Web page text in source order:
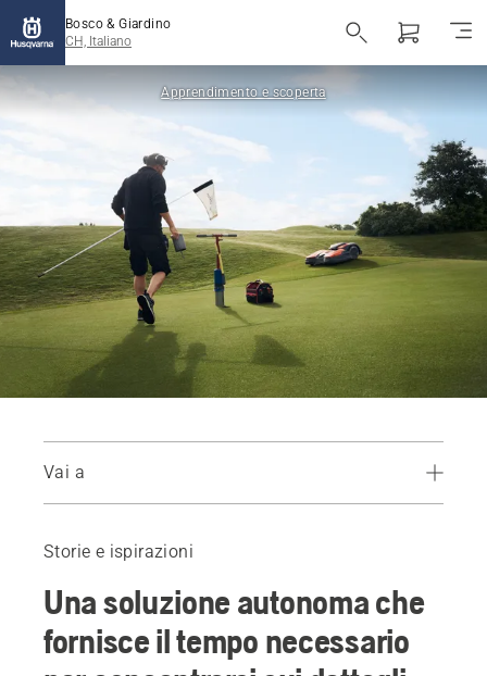
Bosco & Giardino
CH, Italiano
Apprendimento e scoperta
Vai a
Österåker’s Golf Club
Ulteriori informazioni
Storie e ispirazioni
Una soluzione autonoma che
fornisce il tempo necessario